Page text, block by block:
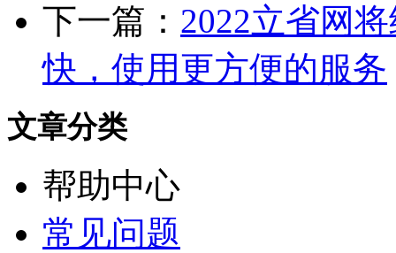
下一篇： 2022立省网
快，使用更方便的服务
文章分类
帮助中心
常见问题